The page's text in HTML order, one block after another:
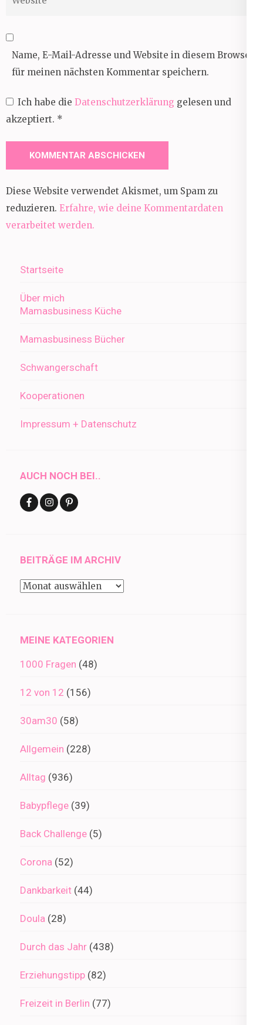
Name, E-Mail-Adresse und Website in diesem Browser
für meinen nächsten Kommentar speichern.
Ich habe die Datenschutzerklärung gelesen und
akzeptiert. *
Diese Website verwendet Akismet, um Spam zu
reduzieren. Erfahre, wie deine Kommentardaten
verarbeitet werden.
Startseite
Über mich
Mamasbusiness Küche
Mamasbusiness Bücher
Schwangerschaft
Kooperationen
Impressum + Datenschutz
AUCH NOCH BEI..
BEITRÄGE IM ARCHIV
Beiträge
MEINE KATEGORIEN
1000 Fragen (48)
12 von 12 (156)
30am30 (58)
Allgemein (228)
Alltag (936)
Babypflege (39)
Back Challenge (5)
Corona (52)
Dankbarkeit (44)
Doula (28)
Durch das Jahr (438)
Erziehungstipp (82)
Freizeit in Berlin (77)